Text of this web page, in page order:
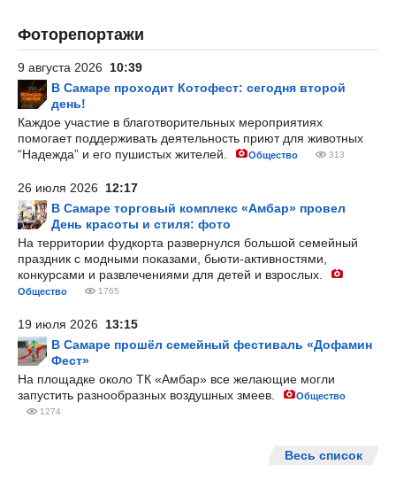
Фоторепортажи
9 августа 2026 10:39
В Самаре проходит Котофест: сегодня второй
день!
Каждое участие в благотворительных мероприятиях
помогает поддерживать деятельность приют для животных
“Надежда” и его пушистых жителей.
Общество 313
26 июля 2026 12:17
В Самаре торговый комплекс «Амбар» провел
День красоты и стиля: фото
На территории фудкорта развернулся большой семейный
праздник с модными показами, бьюти-активностями,
конкурсами и развлечениями для детей и взрослых.
Общество 1765
19 июля 2026 13:15
В Самаре прошёл семейный фестиваль «Дофамин
Фест»
На площадке около ТК «Амбар» все желающие могли
запустить разнообразных воздушных змеев.
Общество
1274
Весь список